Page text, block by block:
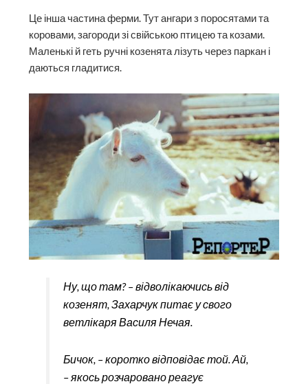
Це інша частина ферми. Тут ангари з поросятами та
коровами, загороди зі свійською птицею та козами.
Маленькі й геть ручні козенята лізуть через паркан і
даються гладитися.
Ну, що там? – відволікаючись від
козенят, Захарчук питає у свого
ветлікаря Василя Нечая.
Бичок, – коротко відповідає той. Ай,
– якось розчаровано реагує